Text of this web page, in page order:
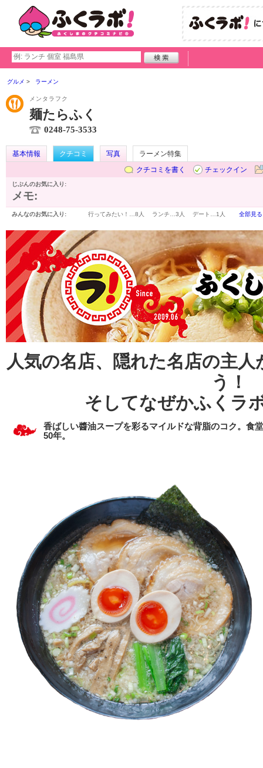
グルメ ラーメン
メンタラフク
麺たらふく
0248-75-3533
基本情報 クチコミ 写真
ラーメン特集
クチコミを書く
チェックイン
じぶんのお気に入り:
メモ:
みんなのお気に入り: 行ってみたい！… 8人 ランチ… 3人 デート… 1人 全部見る
人気の名店、隠れた名店の主
う！
そしてなぜかふくラ
香ばしい醬油スープを彩るマイルドな背脂のコク。食
50年。